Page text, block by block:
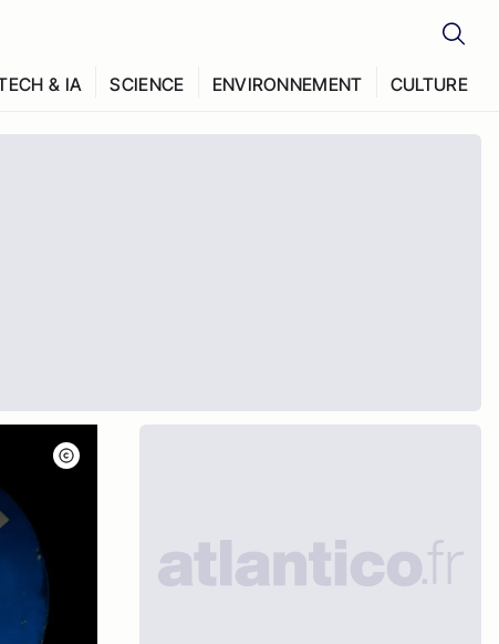
& IA SCIENCE ENVIRONNEMENT CULTURE